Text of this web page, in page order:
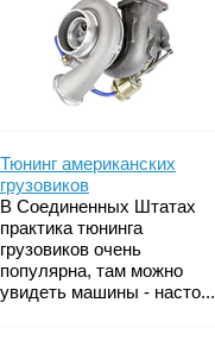
Тюнинг американских
грузовиков
В Соединенных Штатах
практика тюнинга
грузовиков очень
популярна, там можно
увидеть машины - насто...